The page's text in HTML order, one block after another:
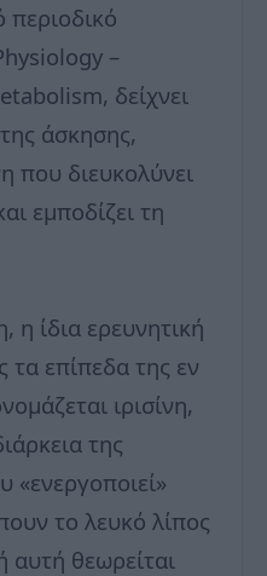
περιοδικό
–
δείχνει
άσκησης,
που διευκολύνει
εμποδίζει τη
η ίδια ερευνητική
τα επίπεδα της εν
ιρισίνη,
της
«ενεργοποιεί»
το λευκό λίπος
θεωρείται